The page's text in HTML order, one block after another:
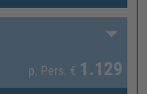
p. Pers. € 1.129